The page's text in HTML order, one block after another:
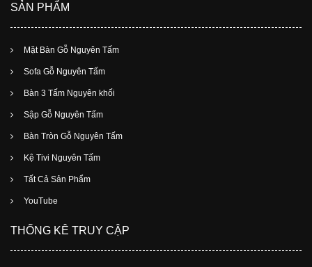
SẢN PHẨM
Mặt Bàn Gỗ Nguyên Tấm
Sofa Gỗ Nguyên Tấm
Bàn 3 Tấm Nguyên khối
Sập Gỗ Nguyên Tấm
Bàn Tròn Gỗ Nguyên Tấm
Kệ Tivi Nguyên Tấm
Tất Cả Sản Phẩm
YouTube
THỐNG KÊ TRUY CẬP